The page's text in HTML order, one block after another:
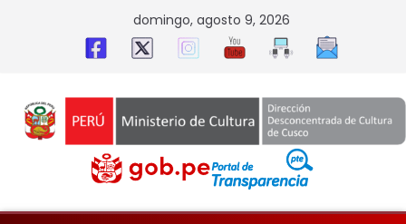
domingo, agosto 9, 2026